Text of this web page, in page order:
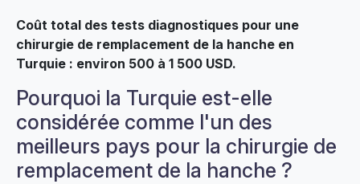
Coût total des tests diagnostiques pour une
chirurgie de remplacement de la hanche en
Turquie : environ 500 à 1 500 USD.
Pourquoi la Turquie est-elle
considérée comme l'un des
meilleurs pays pour la chirurgie de
remplacement de la hanche ?